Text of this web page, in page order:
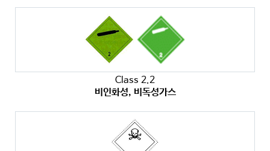
Class 2.2
비인화성, 비독성가스